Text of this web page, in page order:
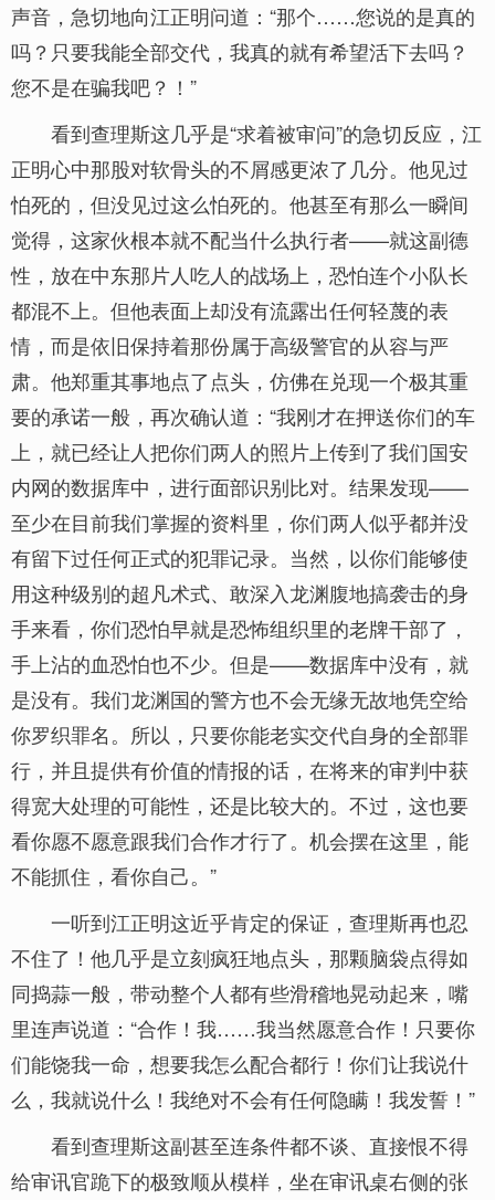
声音，急切地向江正明问道：“那个……您说的是真的
吗？只要我能全部交代，我真的就有希望活下去吗？
您不是在骗我吧？！”
看到查理斯这几乎是“求着被审问”的急切反应，江
正明心中那股对软骨头的不屑感更浓了几分。他见过
怕死的，但没见过这么怕死的。他甚至有那么一瞬间
觉得，这家伙根本就不配当什么执行者——就这副德
性，放在中东那片人吃人的战场上，恐怕连个小队长
都混不上。但他表面上却没有流露出任何轻蔑的表
情，而是依旧保持着那份属于高级警官的从容与严
肃。他郑重其事地点了点头，仿佛在兑现一个极其重
要的承诺一般，再次确认道：“我刚才在押送你们的车
上，就已经让人把你们两人的照片上传到了我们国安
内网的数据库中，进行面部识别比对。结果发现——
至少在目前我们掌握的资料里，你们两人似乎都并没
有留下过任何正式的犯罪记录。当然，以你们能够使
用这种级别的超凡术式、敢深入龙渊腹地搞袭击的身
手来看，你们恐怕早就是恐怖组织里的老牌干部了，
手上沾的血恐怕也不少。但是——数据库中没有，就
是没有。我们龙渊国的警方也不会无缘无故地凭空给
你罗织罪名。所以，只要你能老实交代自身的全部罪
行，并且提供有价值的情报的话，在将来的审判中获
得宽大处理的可能性，还是比较大的。不过，这也要
看你愿不愿意跟我们合作才行了。机会摆在这里，能
不能抓住，看你自己。”
一听到江正明这近乎肯定的保证，查理斯再也忍
不住了！他几乎是立刻疯狂地点头，那颗脑袋点得如
同捣蒜一般，带动整个人都有些滑稽地晃动起来，嘴
里连声说道：“合作！我……我当然愿意合作！只要你
们能饶我一命，想要我怎么配合都行！你们让我说什
么，我就说什么！我绝对不会有任何隐瞒！我发誓！”
看到查理斯这副甚至连条件都不谈、直接恨不得
给审讯官跪下的极致顺从模样，坐在审讯桌右侧的张